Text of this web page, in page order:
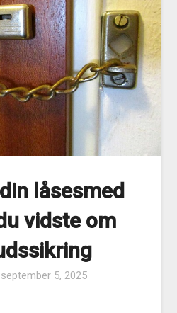
låsesmed
vidste om
september 5, 2025